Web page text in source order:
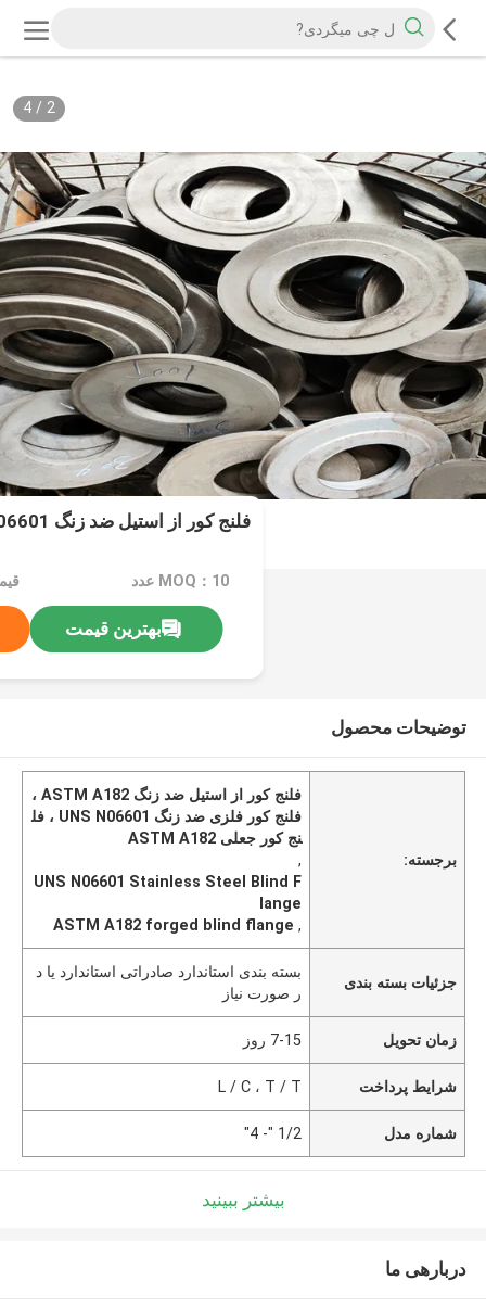
2
/
4
فلنج کور از استیل ضد زنگ ASTM A182 UNS N06601
MOQ：10 عدد
بهترین قیمت
توضیحات محصول
برجسته:
فلنج کور از استیل ضد زنگ ASTM A182 ،
فلنج کور فلزی ضد زنگ UNS N06601 ، فل
نج کور جعلی ASTM A182
,
UNS N06601 Stainless Steel Blind F
lange
,
ASTM A182 forged blind flange
جزئیات بسته بندی
بسته بندی استاندارد صادراتی استاندارد یا د
ر صورت نیاز
زمان تحویل 7-15 روز
شرایط پرداخت L / C ، T / T
شماره مدل 1/2 "- 4"
بیشتر ببینید
دربارهی ما